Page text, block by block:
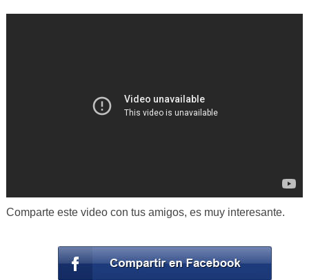
Comparte este video con tus amigos, es muy interesante.